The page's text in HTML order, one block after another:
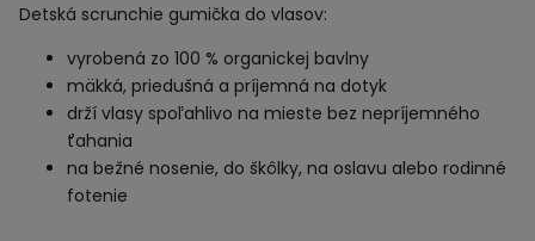
Detská scrunchie gumička do vlasov:
vyrobená zo 100 % organickej bavlny
mäkká, priedušná a príjemná na dotyk
drží vlasy spoľahlivo na mieste bez nepríjemného
ťahania
na bežné nosenie, do škôlky, na oslavu alebo rodinné
fotenie